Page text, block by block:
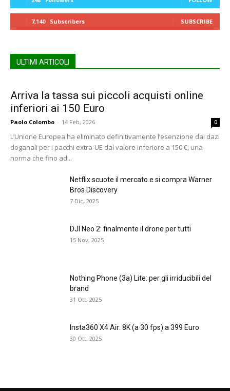
7,140 Subscribers SUBSCRIBE
ULTIMI ARTICOLI
Arriva la tassa sui piccoli acquisti online
inferiori ai 150 Euro
Paolo Colombo - 14 Feb, 2026 0
L’Unione Europea ha eliminato definitivamente l’esenzione dai dazi
doganali per i pacchi extra-UE dal valore inferiore a 150 €, una
norma che fino ad...
Netflix scuote il mercato e si compra Warner
Bros Discovery
7 Dic, 2025
DJI Neo 2: finalmente il drone per tutti
15 Nov, 2025
Nothing Phone (3a) Lite: per gli irriducibili del
brand
31 Ott, 2025
Insta360 X4 Air: 8K (a 30 fps) a 399 Euro
30 Ott, 2025